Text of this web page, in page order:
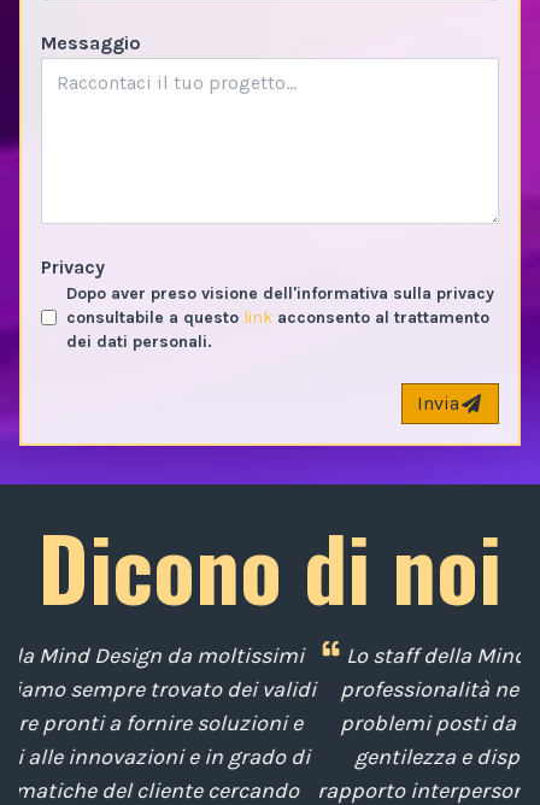
Messaggio
Privacy
Dopo aver preso visione dell'informativa sulla privacy
consultabile a questo link acconsento al trattamento
dei dati personali.
Invia
Dicono di noi
Lo staff della Mind Design ci ha mostrato la sua
professionalità nella soluzione tempestiva dei
problemi posti da noi nel corso degli anni, con
gentilezza e disponibilità nella gestione del
rapporto interpersonale, con competenze tecniche